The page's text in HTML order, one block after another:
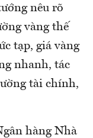
nêu rõ
vàng thế
tạp, giá vàng
nhanh, tác
tài chính,
hàng Nhà